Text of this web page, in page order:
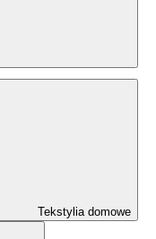
Tekstylia domowe